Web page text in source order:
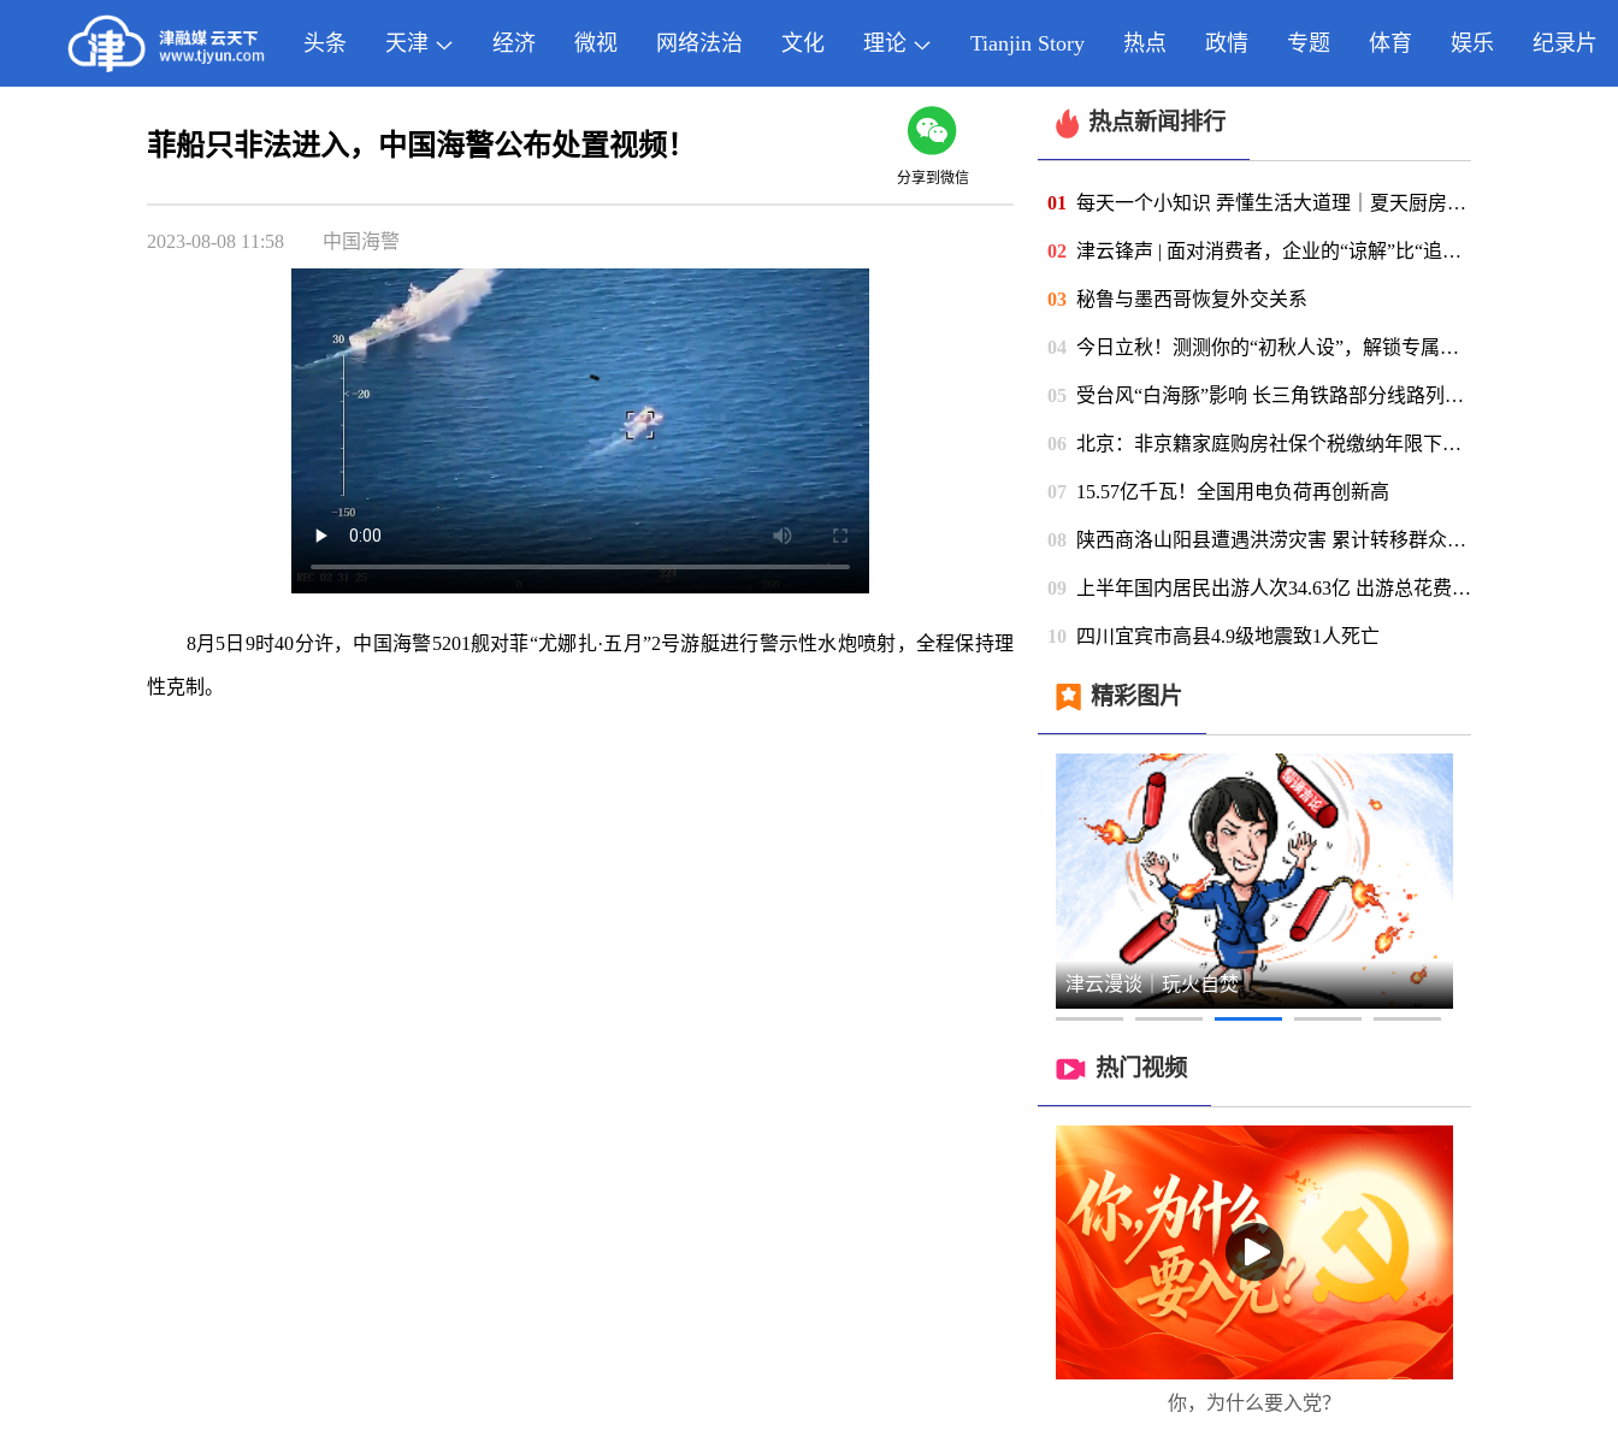
头条 天津 经济 微视 网络法治 文化 理论 Tianjin Story 热点 政情 专题 体育 娱乐 纪录片
菲船只非法进入，中国海警公布处置视频！
分享到微信
2023-08-08 11:58 中国海警
8月5日9时40分许，中国海警5201舰对菲“尤娜扎·五月”2号游艇进行警示性水炮喷射，全程保持理
性克制。
热点新闻排行
01 每天一个小知识 弄懂生活大道理｜夏天厨房小飞虫多？记住这个小技巧
02 津云锋声 | 面对消费者，企业的“谅解”比“追责”更有力量
03 秘鲁与墨西哥恢复外交关系
04 今日立秋！测测你的“初秋人设”，解锁专属入秋仪式感！
05 受台风“白海豚”影响 长三角铁路部分线路列车临时停运
06 北京：非京籍家庭购房社保个税缴纳年限下调为一年
07 15.57亿千瓦！全国用电负荷再创新高
08 陕西商洛山阳县遭遇洪涝灾害 累计转移群众17000余人
09 上半年国内居民出游人次34.63亿 出游总花费3.21万亿元
10 四川宜宾市高县4.9级地震致1人死亡
精彩图片
津云漫谈｜黄昏恋？黄昏劫？
热门视频
你，为什么要入党？